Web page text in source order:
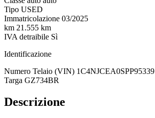
Tipo USED
Immatricolazione 03/2025
km 21.555 km
IVA detraibile Sì
Identificazione
Numero Telaio (VIN) 1C4NJCEA0SPP95339
Targa GZ734BR
Descrizione